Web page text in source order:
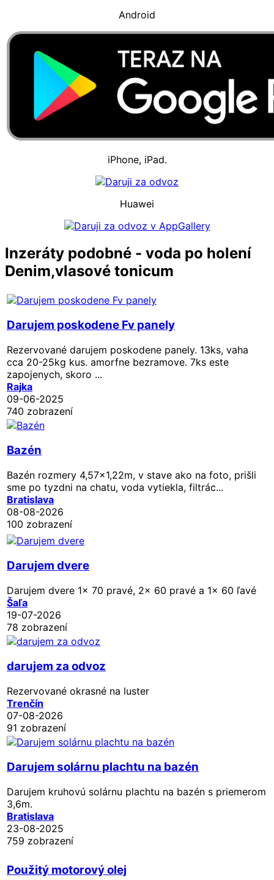
Android
iPhone, iPad.
Huawei
Inzeráty podobné - voda po holení
Denim,vlasové tonicum
Darujem poskodene Fv panely
Rezervované darujem poskodene panely. 13ks, vaha
cca 20-25kg kus. amorfne bezramove. 7ks este
zapojenych, skoro ...
Rajka
09-06-2025
740 zobrazení
Bazén
Bazén rozmery 4,57x1,22m, v stave ako na foto, prišli
sme po tyzdni na chatu, voda vytiekla, filtrác...
Bratislava
08-08-2026
100 zobrazení
Darujem dvere
Darujem dvere 1x 70 pravé, 2x 60 pravé a 1x 60 ľavé
Šaľa
19-07-2026
78 zobrazení
darujem za odvoz
Rezervované okrasné na luster
Trenčín
07-08-2026
91 zobrazení
Darujem solárnu plachtu na bazén
Darujem kruhovú solárnu plachtu na bazén s priemerom
3,6m.
Bratislava
23-08-2025
759 zobrazení
Použitý motorový olej